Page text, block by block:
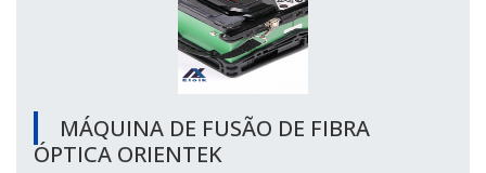
MÁQUINA DE FUSÃO DE FIBRA
ÓPTICA ORIENTEK